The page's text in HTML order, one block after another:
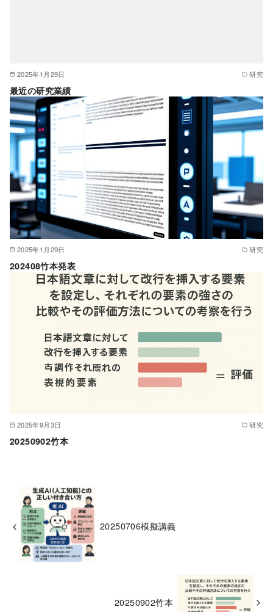
2025年1月29日 研究
最近の研究業績
2025年1月29日 研究
202408竹本発表
2025年9月3日 研究
20250902竹本
20250706模擬講義
20250902竹本